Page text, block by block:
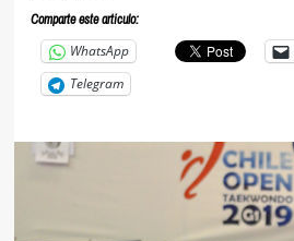
Comparte este articulo:
WhatsApp
Telegram